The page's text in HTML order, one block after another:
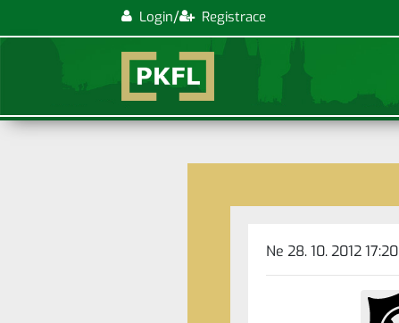
Login/ Registrace
Ne 28. 10. 2012 17:20